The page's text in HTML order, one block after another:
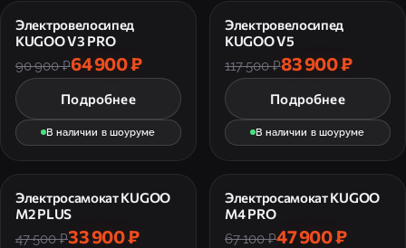
Электровелосипед
KUGOO V3 PRO
90 900 ₽64 900 ₽
Подробнее
В наличии в шоуруме
Электровелосипед
KUGOO V5
117 500 ₽83 900 ₽
Подробнее
В наличии в шоуруме
Электросамокат KUGOO
M2 PLUS
47 500 ₽33 900 ₽
Электросамокат KUGOO
M4 PRO
67 100 ₽47 900 ₽